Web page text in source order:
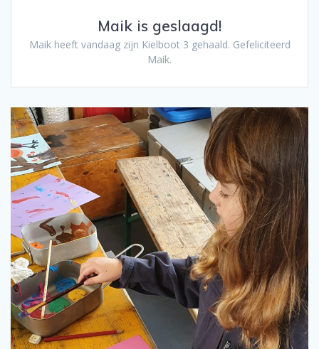
Maik is geslaagd!
Maik heeft vandaag zijn Kielboot 3 gehaald. Gefeliciteerd
Maik.